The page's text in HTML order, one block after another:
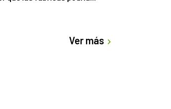
Ver más